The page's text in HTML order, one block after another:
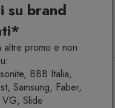
su brand
promo e non
BBB Italia,
Samsung, Faber,
Slide
Mobili contenitori
contenitore